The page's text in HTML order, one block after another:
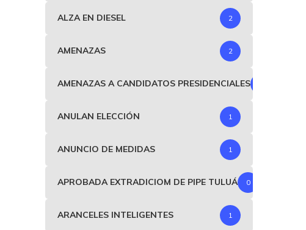
ALZA EN DIESEL 2
AMENAZAS 2
AMENAZAS A CANDIDATOS PRESIDENCIALES
ANULAN ELECCIÓN 1
ANUNCIO DE MEDIDAS 1
APROBADA EXTRADICIOM DE PIPE TULUÁ 0
ARANCELES INTELIGENTES 1